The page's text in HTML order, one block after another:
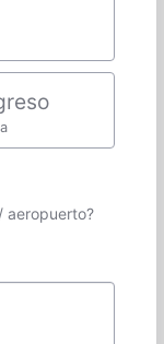
o vuelos directos
aeropuerto?